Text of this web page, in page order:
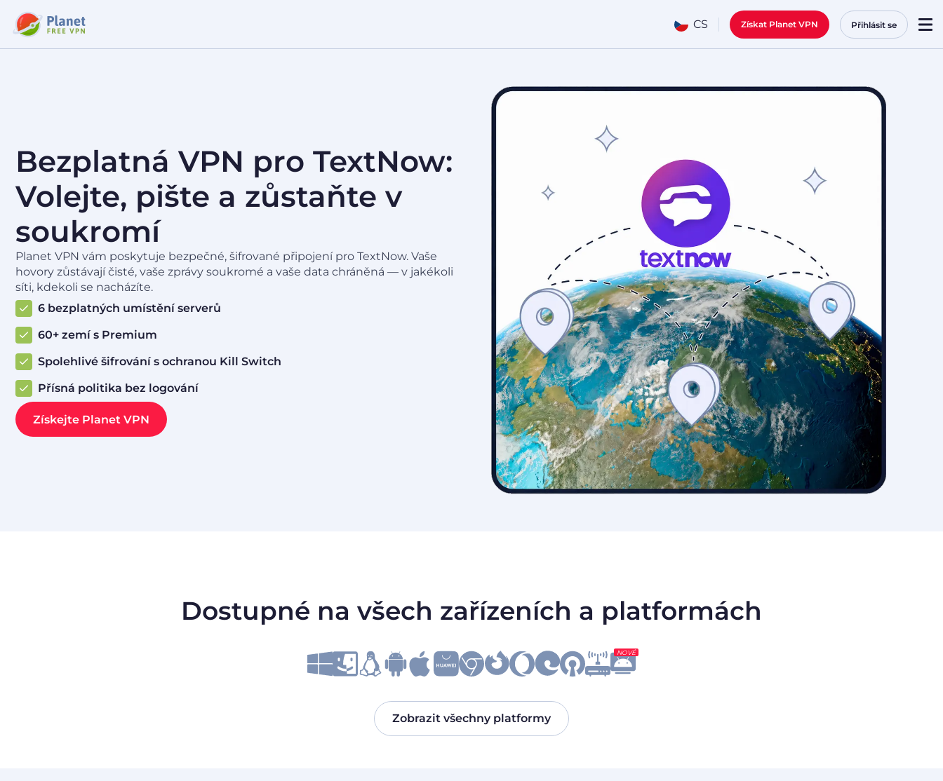
CS Získat Planet VPN Přihlásit se
Bezplatná VPN pro TextNow:
Volejte, pište a zůstaňte v
soukromí
Planet VPN vám poskytuje bezpečné, šifrované připojení pro TextNow. Vaše
hovory zůstávají čisté, vaše zprávy soukromé a vaše data chráněná — v jakékoli
síti, kdekoli se nacházíte.
6 bezplatných umístění serverů
60+ zemí s Premium
Spolehlivé šifrování s ochranou Kill Switch
Přísná politika bez logování
Získejte Planet VPN
Dostupné na všech zařízeních a platformách
NOVÉ
Zobrazit všechny platformy